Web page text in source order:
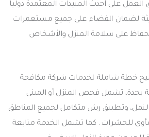
العمل على أحدث المبيدات المعتمدة دولياً
لضمان القضاء على جميع مستعمرات
على سلامة المنزل والأشخاص
خطة شاملة لخدمات شركة مكافحة
بجدة، تشمل فحص المنزل أو المبنى
النمل، وتطبيق رش متكامل لجميع المناطق
للحشرات. كما تشمل الخدمة متابعة